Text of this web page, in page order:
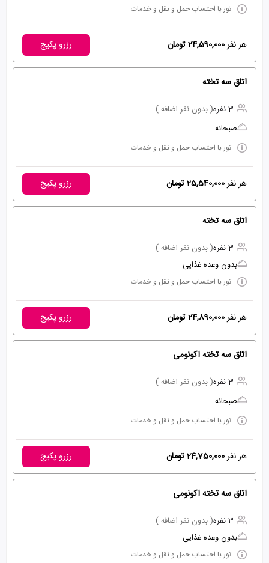
تور با احتساب حمل و نقل و خدمات
هر نفر24,590,000 تومان رزرو پکیج
اتاق سه تخته
3 نفره
( بدون نفر اضافه )
صبحانه
تور با احتساب حمل و نقل و خدمات
هر نفر25,540,000 تومان رزرو پکیج
اتاق سه تخته
3 نفره
( بدون نفر اضافه )
بدون وعده غذایی
تور با احتساب حمل و نقل و خدمات
هر نفر24,890,000 تومان رزرو پکیج
اتاق سه تخته اکونومی
3 نفره
( بدون نفر اضافه )
صبحانه
تور با احتساب حمل و نقل و خدمات
هر نفر24,750,000 تومان رزرو پکیج
اتاق سه تخته اکونومی
3 نفره
( بدون نفر اضافه )
بدون وعده غذایی
تور با احتساب حمل و نقل و خدمات